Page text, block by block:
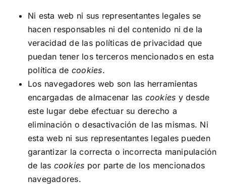
Ni esta web ni sus representantes legales se
hacen responsables ni del contenido ni de la
veracidad de las políticas de privacidad que
puedan tener los terceros mencionados en esta
política de cookies.
Los navegadores web son las herramientas
encargadas de almacenar las cookies y desde
este lugar debe efectuar su derecho a
eliminación o desactivación de las mismas. Ni
esta web ni sus representantes legales pueden
garantizar la correcta o incorrecta manipulación
de las cookies por parte de los mencionados
navegadores.